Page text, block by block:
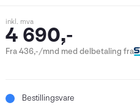
inkl. mva
4 690,-
Fra 436,-/mnd med delbetaling fra
Bestillingsvare